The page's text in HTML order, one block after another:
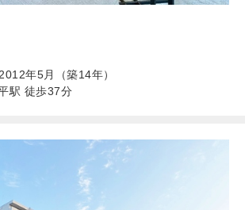
年5月（築14年）
駅 徒歩37分